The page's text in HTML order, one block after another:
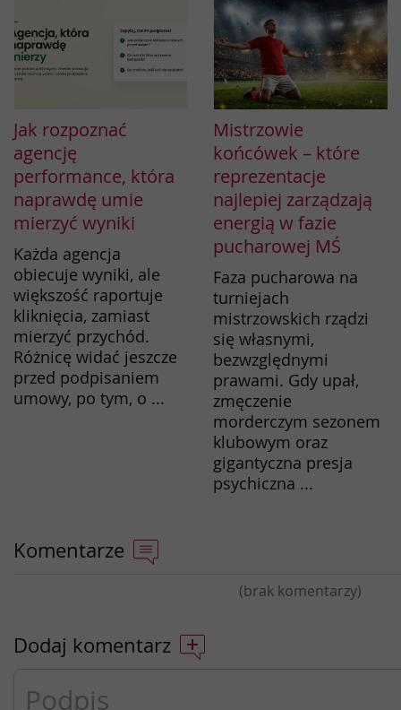
Jak rozpoznać
agencję
performance, która
naprawdę umie
mierzyć wyniki
Każda agencja
obiecuje wyniki, ale
większość raportuje
kliknięcia, zamiast
mierzyć przychód.
Różnicę widać jeszcze
przed podpisaniem
umowy, po tym, o ...
Mistrzowie
końcówek – które
reprezentacje
najlepiej zarządzają
energią w fazie
pucharowej MŚ
Faza pucharowa na
turniejach
mistrzowskich rządzi
się własnymi,
bezwzględnymi
prawami. Gdy upał,
zmęczenie
morderczym sezonem
klubowym oraz
gigantyczna presja
psychiczna ...
Komentarze
(brak komentarzy)
Dodaj komentarz